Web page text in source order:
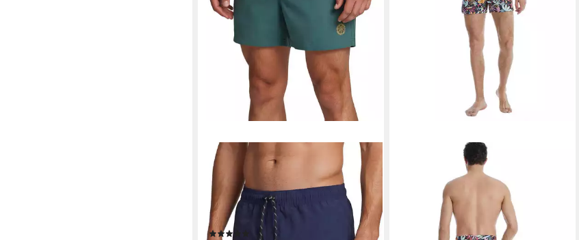
JACK & JONES
Badeshorts Herren Badehose
JPSTMAUI SWIM MIX SMU 2PK
Regular Fit (2-St) Sportshorts mit
Kordelzug
(5)
Badeshorts Short Pattern mit
kurzem Bein locker geschnittene
Schwimmhose
UVP